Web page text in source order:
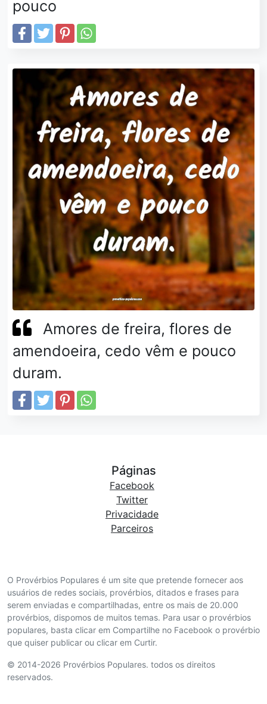
pouco
Amores de freira, flores de
amendoeira, cedo vêm e pouco
duram.
O Provérbios Populares é um site que pretende fornecer aos
usuários de redes sociais, provérbios, ditados e frases para
serem enviadas e compartilhadas, entre os mais de 20.000
provérbios, dispomos de muitos temas. Para usar o provérbios
populares, basta clicar em Compartilhe no Facebook o provérbio
que quiser publicar ou clicar em Curtir.
© 2014-2026 Provérbios Populares. todos os direitos
reservados.
Páginas
Facebook
Twitter
Privacidade
Parceiros